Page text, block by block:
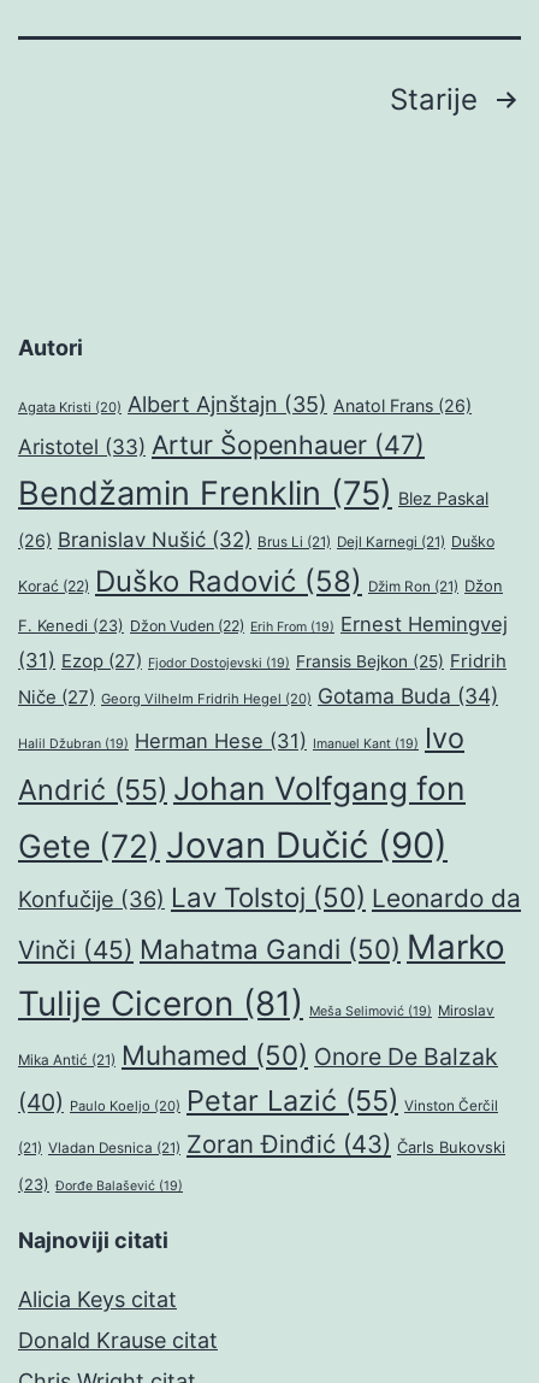
Starije
Autori
Agata Kristi (20) Albert Ajnštajn (35) Anatol Frans (26)
Aristotel (33) Artur Šopenhauer (47)
Bendžamin Frenklin (75) Blez Paskal
(26) Branislav Nušić (32) Brus Li (21) Dejl Karnegi (21) Duško
Korać (22) Duško Radović (58) Džim Ron (21) Džon
F. Kenedi (23) Džon Vuden (22) Erih From (19) Ernest Hemingvej
(31) Ezop (27) Fjodor Dostojevski (19) Fransis Bejkon (25) Fridrih
Niče (27) Georg Vilhelm Fridrih Hegel (20) Gotama Buda (34)
Halil Džubran (19) Herman Hese (31) Imanuel Kant (19)
Ivo
Andrić (55) Johan Volfgang fon
Gete (72) Jovan Dučić (90)
Konfučije (36) Lav Tolstoj (50) Leonardo da
Vinči (45) Mahatma Gandi (50) Marko
Tulije Ciceron (81) Meša Selimović (19) Miroslav
Mika Antić (21) Muhamed (50) Onore De Balzak
(40) Paulo Koeljo (20) Petar Lazić (55) Vinston Čerčil
(21) Vladan Desnica (21) Zoran Đinđić (43) Čarls Bukovski
(23) Đorđe Balašević (19)
Najnoviji citati
Alicia Keys citat
Donald Krause citat